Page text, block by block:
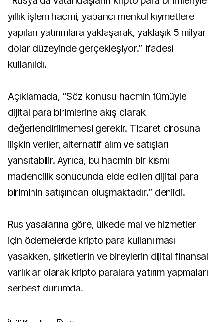
yıllık işlem hacmi, yabancı menkul kıymetlere
yapılan yatırımlara yaklaşarak, yaklaşık 5 milyar
dolar düzeyinde gerçekleşiyor.” ifadesi
kullanıldı.
Açıklamada, “Söz konusu hacmin tümüyle
dijital para birimlerine akış olarak
değerlendirilmemesi gerekir. Ticaret cirosuna
ilişkin veriler, alternatif alım ve satışları
yansıtabilir. Ayrıca, bu hacmin bir kısmı,
madencilik sonucunda elde edilen dijital para
biriminin satışından oluşmaktadır.” denildi.
Rus yasalarına göre, ülkede mal ve hizmetler
için ödemelerde kripto para kullanılması
yasakken, şirketlerin ve bireylerin dijital finansal
varlıklar olarak kripto paralara yatırım yapmaları
serbest durumda.